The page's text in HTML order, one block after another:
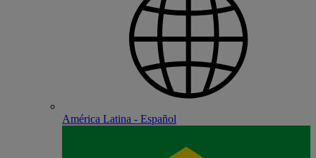
América Latina - Español